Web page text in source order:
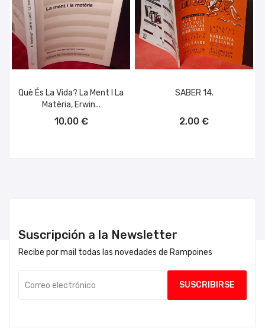
Què És La Vida? La Ment I La
Matèria, Erwin...
10,00 €
SABER 14.
2,00 €
Suscripción a la Newsletter
Recibe por mail todas las novedades de Rampoines